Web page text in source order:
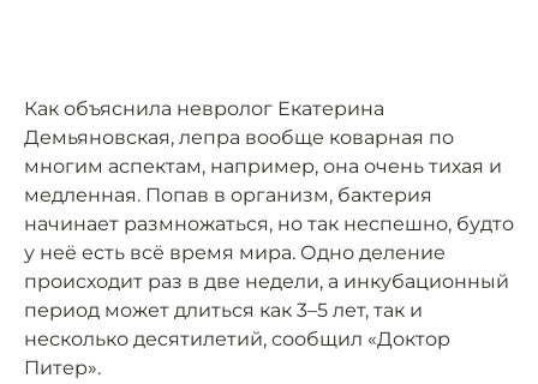
Как объяснила невролог Екатерина
Демьяновская, лепра вообще коварная по
многим аспектам, например, она очень тихая и
медленная. Попав в организм, бактерия
начинает размножаться, но так неспешно, будто
у неё есть всё время мира. Одно деление
происходит раз в две недели, а инкубационный
период может длиться как 3–5 лет, так и
несколько десятилетий, сообщил «Доктор
Питер».